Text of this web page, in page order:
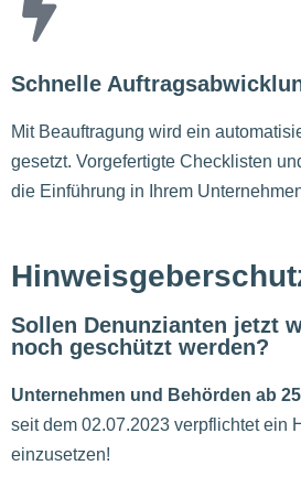
Schnelle
Mit Beauftragung wird ein
gesetzt. Vorgefertigte Checklisten
die Einführung in Ihrem
Sollen Denunzianten jetzt
noch geschützt werden?
Unternehmen und Behörden ab
seit dem 02.07.2023 verpflichtet ein
einzusetzen!